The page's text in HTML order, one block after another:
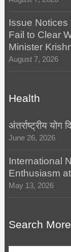
Issue Notices
Fail to Clear
Minister
August 7, 2026
Health
अंतर्राष्ट्रीय
June 26, 2026
International
Enthusiasm
May 13, 2026
Search